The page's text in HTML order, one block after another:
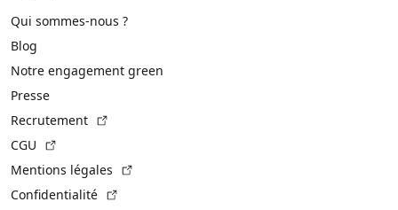
Qui sommes-nous ?
Blog
Notre engagement green
Presse
Recrutement
CGU
Mentions légales
Confidentialité